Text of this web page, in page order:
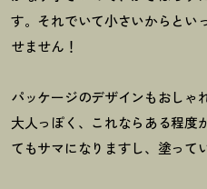
す。それでいて小さいからとい
せません ！
パッケージのデザインもおしゃ
大人っぽく、これならある程度
てもサマになりますし、塗って